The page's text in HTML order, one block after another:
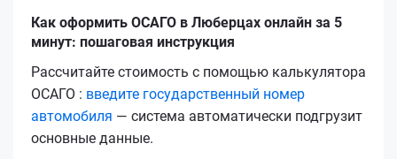
Как оформить ОСАГО в Люберцах онлайн за 5
минут: пошаговая инструкция
Рассчитайте стоимость с помощью калькулятора
ОСАГО : введите государственный номер
автомобиля — система автоматически подгрузит
основные данные.